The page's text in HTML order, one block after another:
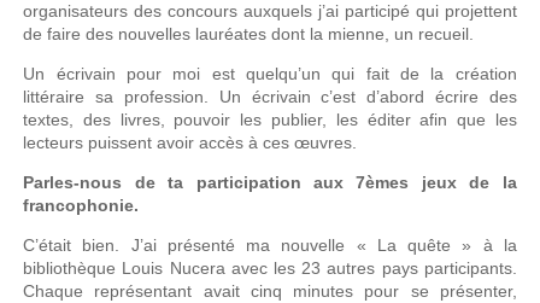
organisateurs des concours auxquels j’ai participé qui projettent
de faire des nouvelles lauréates dont la mienne, un recueil.
Un écrivain pour moi est quelqu’un qui fait de la création
littéraire sa profession. Un écrivain c’est d’abord écrire des
textes, des livres, pouvoir les publier, les éditer afin que les
lecteurs puissent avoir accès à ces œuvres.
Parles-nous de ta participation aux 7èmes jeux de la
francophonie.
C’était bien. J’ai présenté ma nouvelle « La quête » à la
bibliothèque Louis Nucera avec les 23 autres pays participants.
Chaque représentant avait cinq minutes pour se présenter,